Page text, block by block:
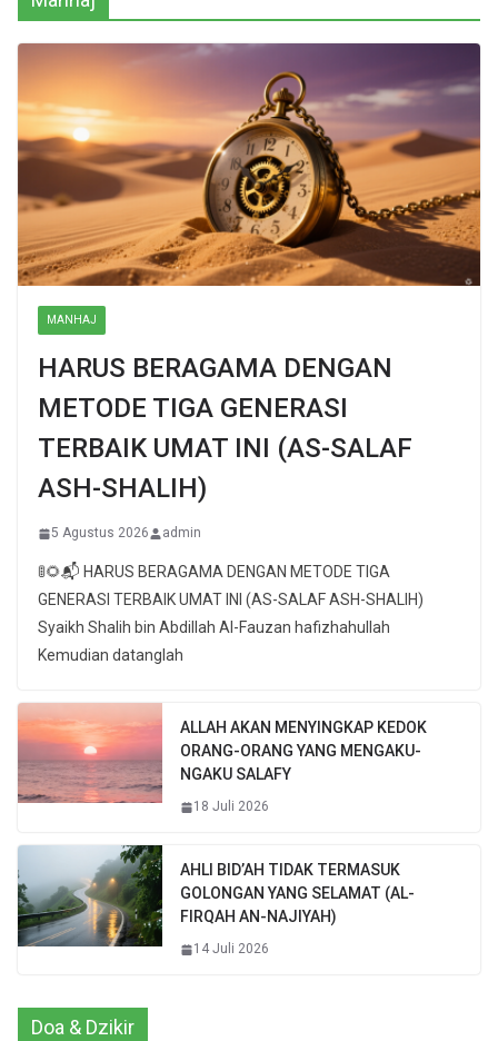
MANHAJ
HARUS BERAGAMA DENGAN
METODE TIGA GENERASI
TERBAIK UMAT INI (AS-SALAF
ASH-SHALIH)
5 Agustus 2026 admin
🚦🌻📬 HARUS BERAGAMA DENGAN METODE TIGA
GENERASI TERBAIK UMAT INI (AS-SALAF ASH-SHALIH)
Syaikh Shalih bin Abdillah Al-Fauzan hafizhahullah
Kemudian datanglah
ALLAH AKAN MENYINGKAP KEDOK
ORANG-ORANG YANG MENGAKU-
NGAKU SALAFY
18 Juli 2026
AHLI BID’AH TIDAK TERMASUK
GOLONGAN YANG SELAMAT (AL-
FIRQAH AN-NAJIYAH)
14 Juli 2026
Doa & Dzikir